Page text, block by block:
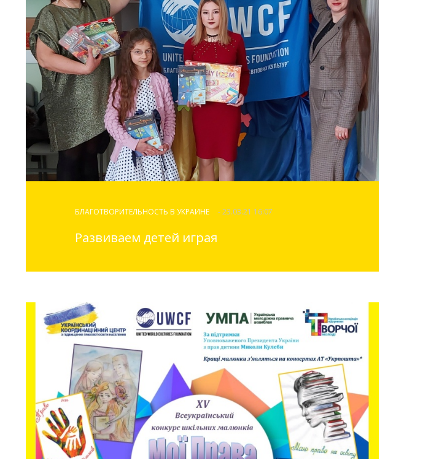
БЛАГОТВОРИТЕЛЬНОСТЬ В УКРАИНЕ - 23.03.21 16:07
Развиваем детей играя